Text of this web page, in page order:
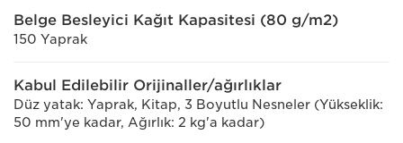
Belge Besleyici Kağıt Kapasitesi (80 g/m2)
150 Yaprak
Kabul Edilebilir Orijinaller/ağırlıklar
Düz yatak: Yaprak, Kitap, 3 Boyutlu Nesneler (Yükseklik:
50 mm'ye kadar, Ağırlık: 2 kg'a kadar)